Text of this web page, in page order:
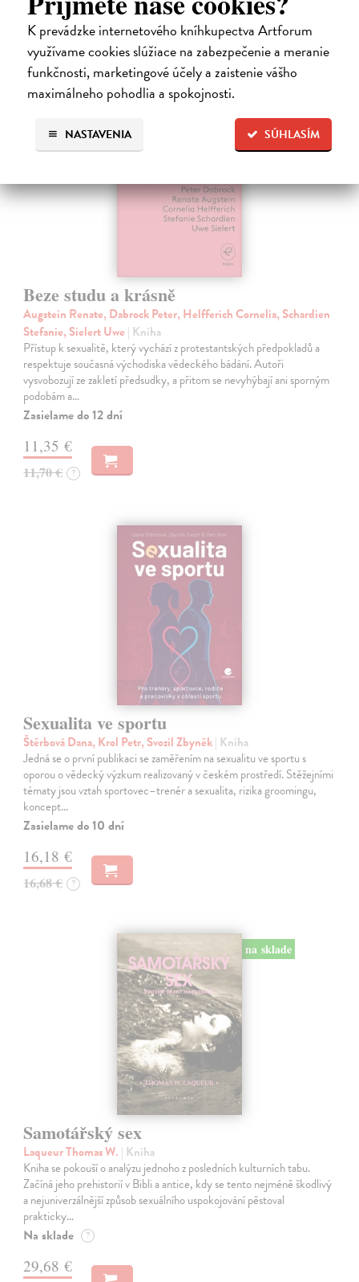
K prevádzke internetového kníhkupectva Artforum
využívame cookies slúžiace na zabezpečenie a meranie
funkčnosti, marketingové účely a zaistenie vášho
maximálneho pohodlia a spokojnosti.
SÚHLASÍM
NASTAVENIA
20,47 €
21,10 €
Beze studu a krásně
Augstein Renate, Dabrock Peter, Helfferich Cornelia, Schardien
Stefanie, Sielert Uwe | Kniha
Přístup k sexualitě, který vychází z protestantských předpokladů a
respektuje současná východiska vědeckého bádání. Autoři
vysvobozují ze zakletí předsudky, a přitom se nevyhýbají ani sporným
podobám a…
Zasielame do 12 dní
11,35 €
11,70 € ?
Sexualita ve sportu
Štěrbová Dana, Krol Petr, Svozil Zbyněk| Kniha
Jedná se o první publikaci se zaměřením na sexualitu ve sportu s
oporou o vědecký výzkum realizovaný v českém prostředí. Stěžejními
tématy jsou vztah sportovec–trenér a sexualita, rizika groomingu,
koncept…
Zasielame do 10 dní
16,18 €
16,68 € ?
na sklade
Samotářský sex
Laqueur Thomas W. | Kniha
Kniha se pokouší o analýzu jednoho z posledních kulturních tabu.
Začíná jeho prehistorií v Bibli a antice, kdy se tento nejméně škodlivý
a nejuniverzálnější způsob sexuálního uspokojování pěstoval
prakticky…
Na sklade ?
29,68 €